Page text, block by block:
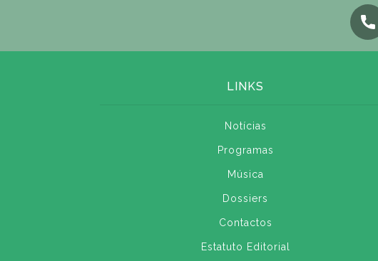
LINKS
Notícias
Programas
Música
Dossiers
Contactos
Estatuto Editorial